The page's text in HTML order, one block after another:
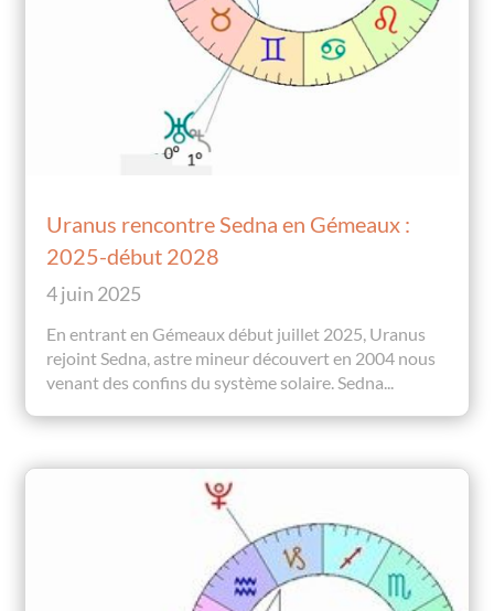
Uranus rencontre Sedna en Gémeaux :
2025-début 2028
4 juin 2025
En entrant en Gémeaux début juillet 2025, Uranus
rejoint Sedna, astre mineur découvert en 2004 nous
venant des confins du système solaire. Sedna...